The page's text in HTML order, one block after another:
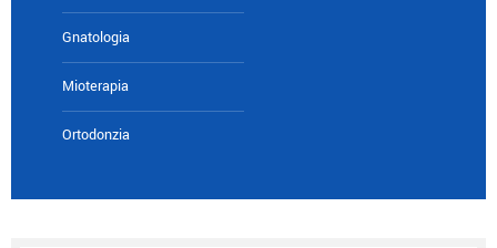
Gnatologia
Mioterapia
Ortodonzia